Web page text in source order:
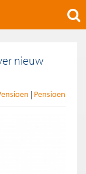
nieuw
Pensioen